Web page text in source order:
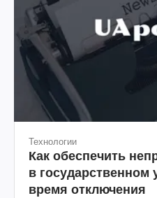
Технологии
Как обеспечить
в государственном
время отключения